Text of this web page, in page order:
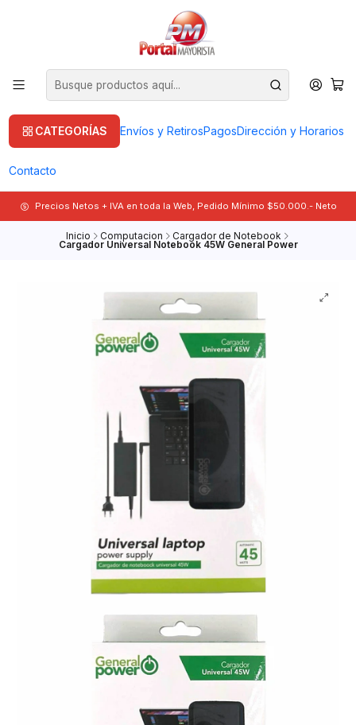
CATEGORÍAS Envíos y RetirosPagosDirección y Horarios
Contacto
Precios Netos + IVA en toda la Web, Pedido Mínimo $50.000.- Neto
Inicio Computacion Cargador de Notebook
Cargador Universal Notebook 45W General Power